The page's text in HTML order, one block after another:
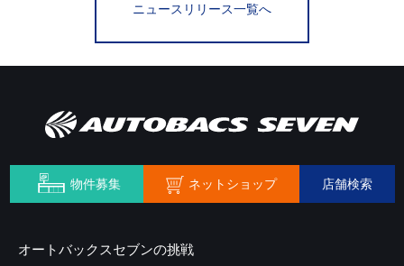
ニュースリリース一覧へ
物件募集 ネットショップ 店舗検索
オートバックスセブンの挑戦